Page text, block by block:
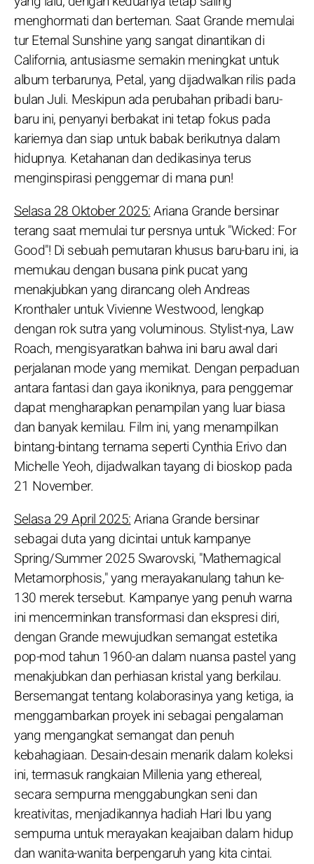
menghormati dan berteman. Saat Grande memulai
tur Eternal Sunshine yang sangat dinantikan di
California, antusiasme semakin meningkat untuk
album terbarunya, Petal, yang dijadwalkan rilis pada
bulan Juli. Meskipun ada perubahan pribadi baru-
baru ini, penyanyi berbakat ini tetap fokus pada
kariernya dan siap untuk babak berikutnya dalam
hidupnya. Ketahanan dan dedikasinya terus
menginspirasi penggemar di mana pun!
Selasa 28 Oktober 2025:Ariana Grande bersinar
terang saat memulai tur persnya untuk "Wicked: For
Good"! Di sebuah pemutaran khusus baru-baru ini, ia
memukau dengan busana pink pucat yang
menakjubkan yang dirancang oleh Andreas
Kronthaler untuk Vivienne Westwood, lengkap
dengan rok sutra yang voluminous. Stylist-nya, Law
Roach, mengisyaratkan bahwa ini baru awal dari
perjalanan mode yang memikat. Dengan perpaduan
antara fantasi dan gaya ikoniknya, para penggemar
dapat mengharapkan penampilan yang luar biasa
dan banyak kemilau. Film ini, yang menampilkan
bintang-bintang ternama seperti Cynthia Erivo dan
Michelle Yeoh, dijadwalkan tayang di bioskop pada
21 November.
Selasa 29 April 2025:Ariana Grande bersinar
sebagai duta yang dicintai untuk kampanye
Spring/Summer 2025 Swarovski, "Mathemagical
Metamorphosis," yang merayakanulang tahun ke-
130 merek tersebut. Kampanye yang penuh warna
ini mencerminkan transformasi dan ekspresi diri,
dengan Grande mewujudkan semangat estetika
pop-mod tahun 1960-an dalam nuansa pastel yang
menakjubkan dan perhiasan kristal yang berkilau.
Bersemangat tentang kolaborasinya yang ketiga, ia
menggambarkan proyek ini sebagai pengalaman
yang mengangkat semangat dan penuh
kebahagiaan. Desain-desain menarik dalam koleksi
ini, termasuk rangkaian Millenia yang ethereal,
secara sempurna menggabungkan seni dan
kreativitas, menjadikannya hadiah Hari Ibu yang
sempurna untuk merayakan keajaiban dalam hidup
dan wanita-wanita berpengaruh yang kita cintai.